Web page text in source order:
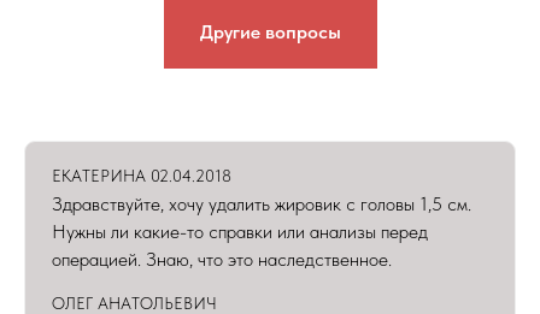
Другие вопросы
ЕКАТЕРИНА 02.04.2018
Здравствуйте, хочу удалить жировик с головы 1,5 см.
Нужны ли какие-то справки или анализы перед
операцией. Знаю, что это наследственное.
ОЛЕГ АНАТОЛЬЕВИЧ